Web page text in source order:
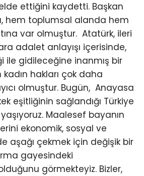
ettiğini kaydetti. Başkan
hem toplumsal alanda hem
var olmuştur. Atatürk, ileri
adalet anlayışı içerisinde,
ile gidileceğine inanmış bir
hakları çok daha
olmuştur. Bugün, Anayasa
eşitliğinin sağlandığı Türkiye
Maalesef bayanın
ekonomik, sosyal ve
aşağı çekmek için değişik bir
gayesindeki
görmekteyiz. Bizler,